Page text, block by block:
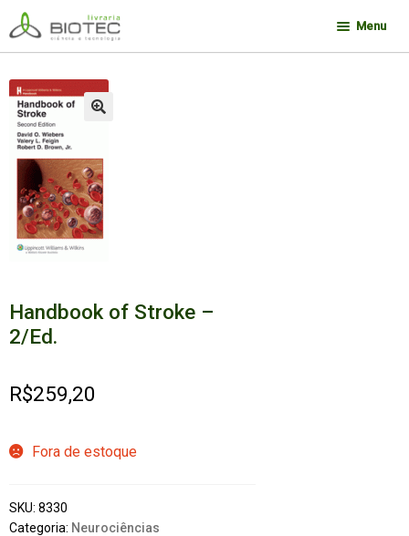
Pular
para
navegação
Pular
para
o
conteúdo
Menu
Handbook of Stroke –
2/Ed.
R$259,20
Fora de estoque
SKU: 8330
Categoria: Neurociências